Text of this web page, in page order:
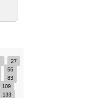
27
55
83
109
133